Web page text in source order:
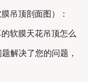
吊顶剖面图）：
软膜天花吊顶怎么
解决了您的问题，